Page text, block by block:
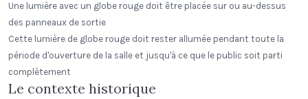
Une lumière avec un globe rouge doit être placée sur ou au-dessus
des panneaux de sortie
Cette lumière de globe rouge doit rester allumée pendant toute la
période d'ouverture de la salle et jusqu'à ce que le public soit parti
complètement
Le contexte historique